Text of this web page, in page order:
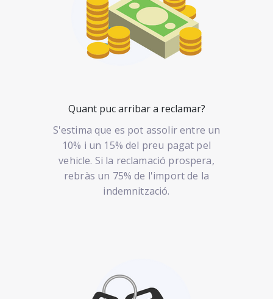
Quant puc arribar a reclamar?
S'estima que es pot assolir entre un
10% i un 15% del preu pagat pel
vehicle. Si la reclamació prospera,
rebràs un 75% de l'import de la
indemnització.